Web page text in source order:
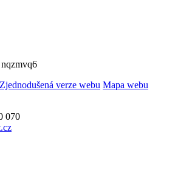
Zjednodušená verze webu Mapa webu
070